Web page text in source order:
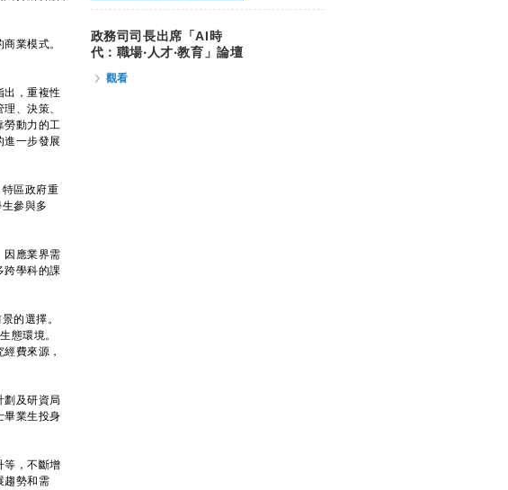
業模式。
，重複性
、決策、
勞動力的工
一步發展
區政府重
參與多
應業界需
跨學科的課
的選擇。
態環境。
費來源，
及研資局
畢業生投身
，不斷增
趨勢和需
政務司司長出席「AI時
代：職場‧人才‧教育」論壇
觀看